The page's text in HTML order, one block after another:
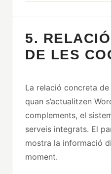
5.
DE LES
La relació concreta
quan s’actualitzen
complements, el
serveis integrats. El
mostra la informació
moment.